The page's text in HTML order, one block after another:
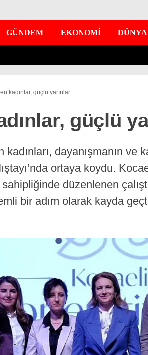
GÜNDEM EKONOMİ DÜNYA
kadınlar, güçlü yarınlar
güçlü
kadınları, dayanışmanın ve
ortaya koydu.
düzenlenen
bir adım olarak kayda